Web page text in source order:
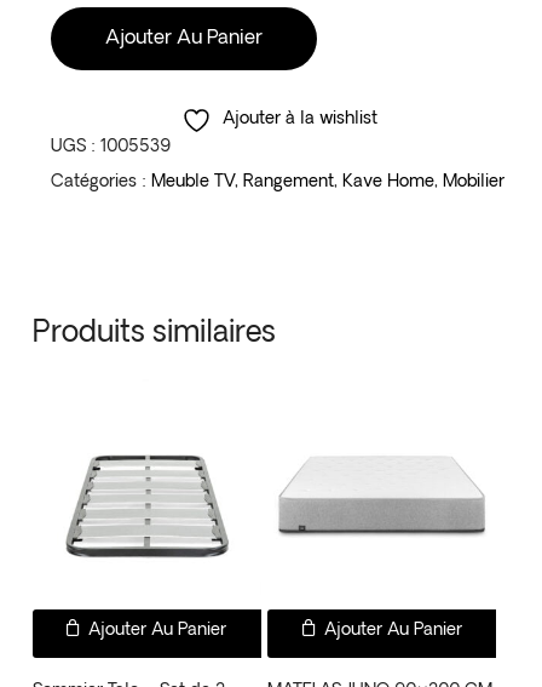
Ajouter Au Panier
Ajouter à la wishlist
UGS : 1005539
Catégories : Meuble TV, Rangement, Kave Home, Mobilier
Produits similaires
Ajouter Au Panier Ajouter Au Panier